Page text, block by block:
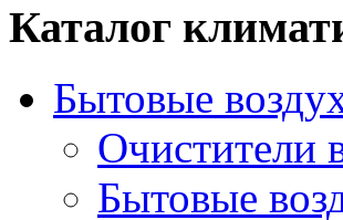
Каталог
Бытовые
Очистители
Бытовые